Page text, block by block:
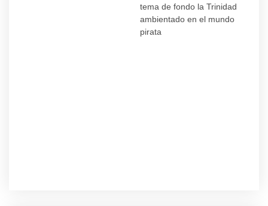
tema de fondo la Trinidad
ambientado en el mundo
pirata